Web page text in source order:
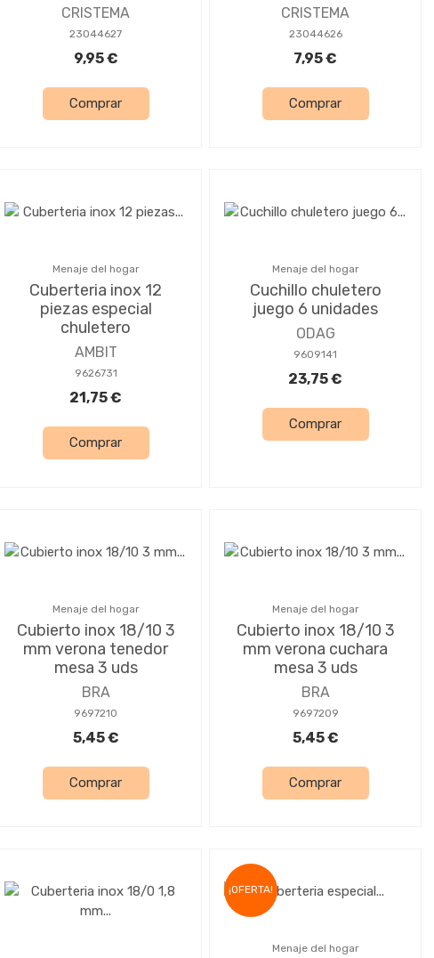
CRISTEMA
23044627
9,95 €
Comprar
CRISTEMA
23044626
7,95 €
Comprar
Menaje del hogar
Cuberteria inox 12
piezas especial
chuletero
AMBIT
9626731
21,75 €
Comprar
Menaje del hogar
Cuchillo chuletero
juego 6 unidades
ODAG
9609141
23,75 €
Comprar
Menaje del hogar
Cubierto inox 18/10 3
mm verona tenedor
mesa 3 uds
BRA
9697210
5,45 €
Comprar
Menaje del hogar
Cubierto inox 18/10 3
mm verona cuchara
mesa 3 uds
BRA
9697209
5,45 €
Comprar
¡OFERTA!
Menaje del hogar